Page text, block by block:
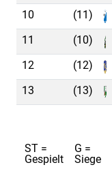
10
(11)
11
(10)
12
(12)
13
(13)
ST =
Gespielt
G =
Siege